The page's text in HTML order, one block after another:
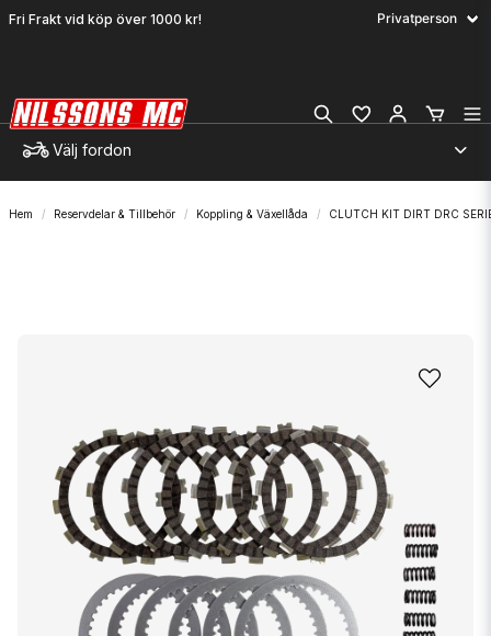
Fri Frakt vid köp över 1000 kr!
Välj fordon
Hem Reservdelar & Tillbehör Koppling & Växellåda CLUTCH KIT DIRT DRC